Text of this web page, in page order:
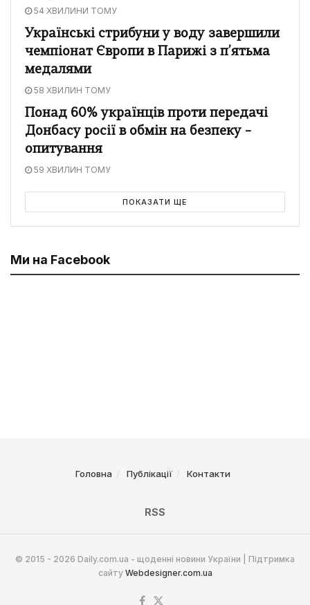
54 ХВИЛИНИ ТОМУ
Українські стрибуни у воду завершили
чемпіонат Європи в Парижі з п’ятьма
медалями
58 ХВИЛИН ТОМУ
Понад 60% українців проти передачі
Донбасу росії в обмін на безпеку –
опитування
59 ХВИЛИН ТОМУ
ПОКАЗАТИ ЩЕ
Ми на Facebook
Головна Публікації Контакти
RSS
© 2015 - 2026 Daily.com.ua - щоденні новини України | Підтримка
сайту Webdesigner.com.ua